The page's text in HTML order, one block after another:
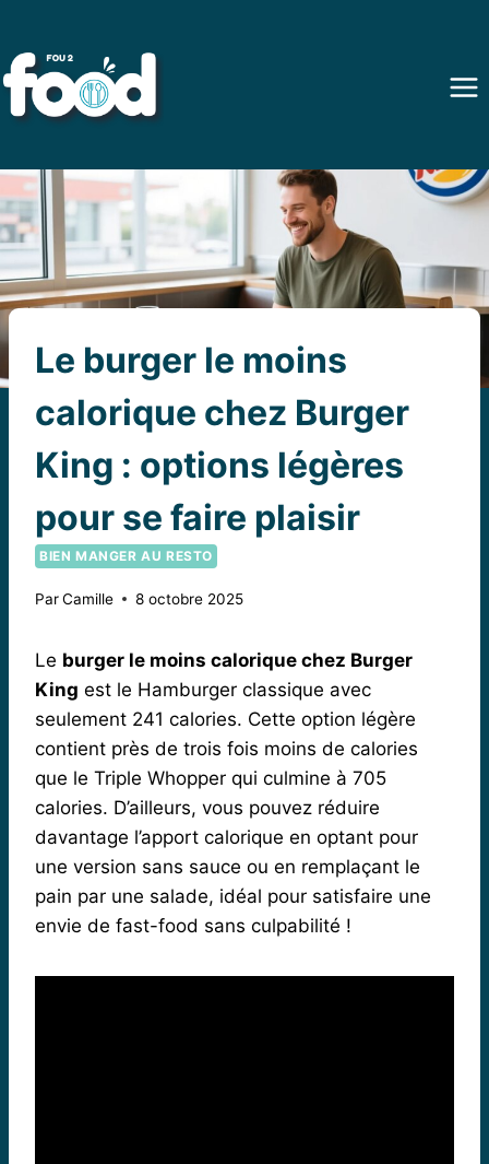
contenu
Le burger le moins
calorique chez Burger
King : options légères
pour se faire plaisir
BIEN MANGER AU RESTO
ParCamille 8 octobre 2025
Le burger le moins calorique chez Burger
King est le Hamburger classique avec
seulement 241 calories. Cette option légère
contient près de trois fois moins de calories
que le Triple Whopper qui culmine à 705
calories. D’ailleurs, vous pouvez réduire
davantage l’apport calorique en optant pour
une version sans sauce ou en remplaçant le
pain par une salade, idéal pour satisfaire une
envie de fast-food sans culpabilité !